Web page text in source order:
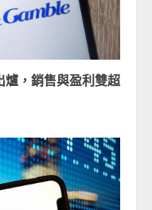
爐，銷售與盈利雙超